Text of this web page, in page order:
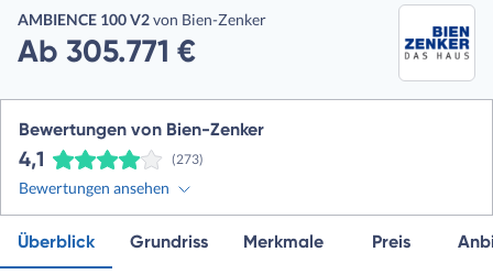
AMBIENCE 100 V2von Bien-Zenker
Ab 305.771 €
Bewertungen von Bien-Zenker
4,1 (273)
Bewertungen ansehen
Überblick Grundriss Merkmale Preis